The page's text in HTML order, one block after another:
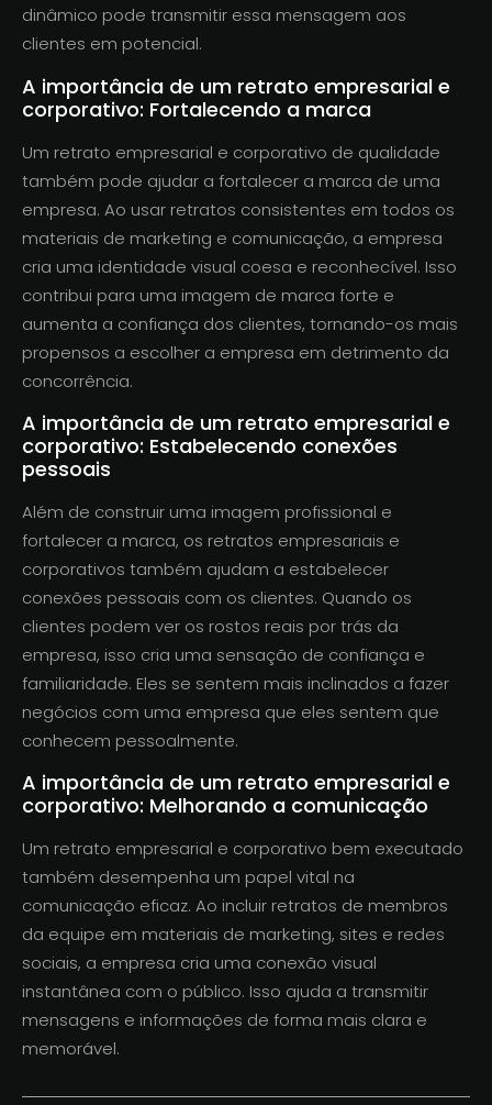
dinâmico pode transmitir essa mensagem aos
clientes em potencial.
A importância de um retrato empresarial e
corporativo: Fortalecendo a marca
Um retrato empresarial e corporativo de qualidade
também pode ajudar a fortalecer a marca de uma
empresa. Ao usar retratos consistentes em todos os
materiais de marketing e comunicação, a empresa
cria uma identidade visual coesa e reconhecível. Isso
contribui para uma imagem de marca forte e
aumenta a confiança dos clientes, tornando-os mais
propensos a escolher a empresa em detrimento da
concorrência.
A importância de um retrato empresarial e
corporativo: Estabelecendo conexões
pessoais
Além de construir uma imagem profissional e
fortalecer a marca, os retratos empresariais e
corporativos também ajudam a estabelecer
conexões pessoais com os clientes. Quando os
clientes podem ver os rostos reais por trás da
empresa, isso cria uma sensação de confiança e
familiaridade. Eles se sentem mais inclinados a fazer
negócios com uma empresa que eles sentem que
conhecem pessoalmente.
A importância de um retrato empresarial e
corporativo: Melhorando a comunicação
Um retrato empresarial e corporativo bem executado
também desempenha um papel vital na
comunicação eficaz. Ao incluir retratos de membros
da equipe em materiais de marketing, sites e redes
sociais, a empresa cria uma conexão visual
instantânea com o público. Isso ajuda a transmitir
mensagens e informações de forma mais clara e
memorável.